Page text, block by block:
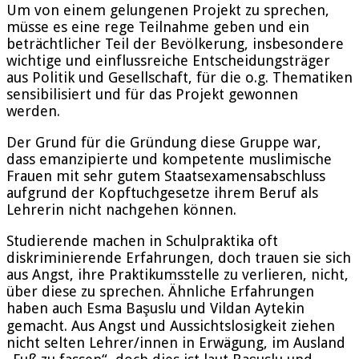
Um von einem gelungenen Projekt zu sprechen,
müsse es eine rege Teilnahme geben und ein
beträchtlicher Teil der Bevölkerung, insbesondere
wichtige und einflussreiche Entscheidungsträger
aus Politik und Gesellschaft, für die o.g. Thematiken
sensibilisiert und für das Projekt gewonnen
werden.
Der Grund für die Gründung diese Gruppe war,
dass emanzipierte und kompetente muslimische
Frauen mit sehr gutem Staatsexamensabschluss
aufgrund der Kopftuchgesetze ihrem Beruf als
Lehrerin nicht nachgehen können.
Studierende machen in Schulpraktika oft
diskriminierende Erfahrungen, doch trauen sie sich
aus Angst, ihre Praktikumsstelle zu verlieren, nicht,
über diese zu sprechen. Ähnliche Erfahrungen
haben auch Esma Başuslu und Vildan Aytekin
gemacht. Aus Angst und Aussichtslosigkeit ziehen
nicht selten Lehrer/innen in Erwägung, im Ausland